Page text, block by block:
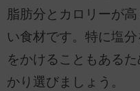
脂肪分とカロリーが
い食材です。特に塩
をかけることもある
かり選びましょう。